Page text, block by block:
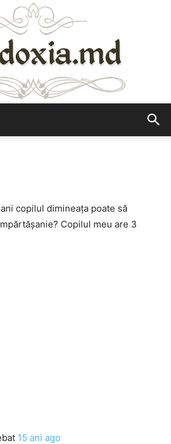
copilul dimineaţa poate să
Copilul meu are 3
15 ani ago